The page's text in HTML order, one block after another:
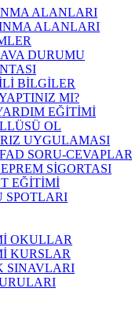
ALANLARI
ALANLARI
DURUMU
BİLGİLER
MI?
EĞİTİMİ
OL
UYGULAMASI
SORU-CEVAPLAR
SİGORTASI
EĞİTİMİ
SPOTLARI
OKULLAR
KURSLAR
SINAVLARI